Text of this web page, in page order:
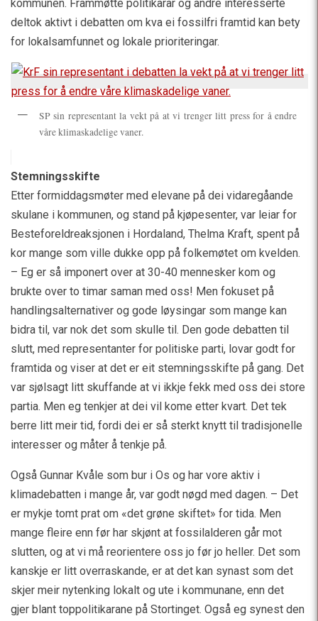
kommunen. Frammøtte politikarar og andre interesserte
deltok aktivt i debatten om kva ei fossilfri framtid kan bety
for lokalsamfunnet og lokale prioriteringar.
SP sin representant la vekt på at vi trenger litt press for å endre
våre klimaskadelige vaner.
Stemningsskifte
Etter formiddagsmøter med elevane på dei vidaregåande
skulane i kommunen, og stand på kjøpesenter, var leiar for
Besteforeldreaksjonen i Hordaland, Thelma Kraft, spent på
kor mange som ville dukke opp på folkemøtet om kvelden.
– Eg er så imponert over at 30-40 mennesker kom og
brukte over to timar saman med oss! Men fokuset på
handlingsalternativer og gode løysingar som mange kan
bidra til, var nok det som skulle til. Den gode debatten til
slutt, med representanter for politiske parti, lovar godt for
framtida og viser at det er eit stemningsskifte på gang. Det
var sjølsagt litt skuffande at vi ikkje fekk med oss dei store
partia. Men eg tenkjer at dei vil kome etter kvart. Det tek
berre litt meir tid, fordi dei er så sterkt knytt til tradisjonelle
interesser og måter å tenkje på.
Også Gunnar Kvåle som bur i Os og har vore aktiv i
klimadebatten i mange år, var godt nøgd med dagen. – Det
er mykje tomt prat om «det grøne skiftet» for tida. Men
mange fleire enn før har skjønt at fossilalderen går mot
slutten, og at vi må reorientere oss jo før jo heller. Det som
kanskje er litt overraskande, er at det kan synast som det
skjer meir nytenking lokalt og ute i kommunane, enn det
gjer blant toppolitikarane på Stortinget. Også eg synest den